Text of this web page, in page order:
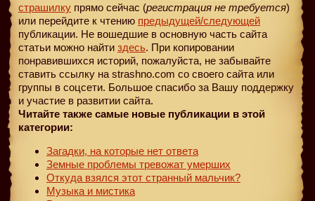
страшилку прямо сейчас (регистрация не требуется)
или перейдите к чтению предыдущей/следующей
публикации. Не вошедшие в основную часть сайта
статьи можно найти здесь. При копировании
понравившихся историй, пожалуйста, не забывайте
ставить ссылку на strashno.com со своего сайта или
группы в соцсети. Большое спасибо за Вашу поддержку
и участие в развитии сайта.
Читайте также самые новые публикации в этой
категории:
Загадки, на которые нет ответа
Земные проблемы тревожат умерших
Откуда взялся этот странный мальчик?
Музыка и мистика